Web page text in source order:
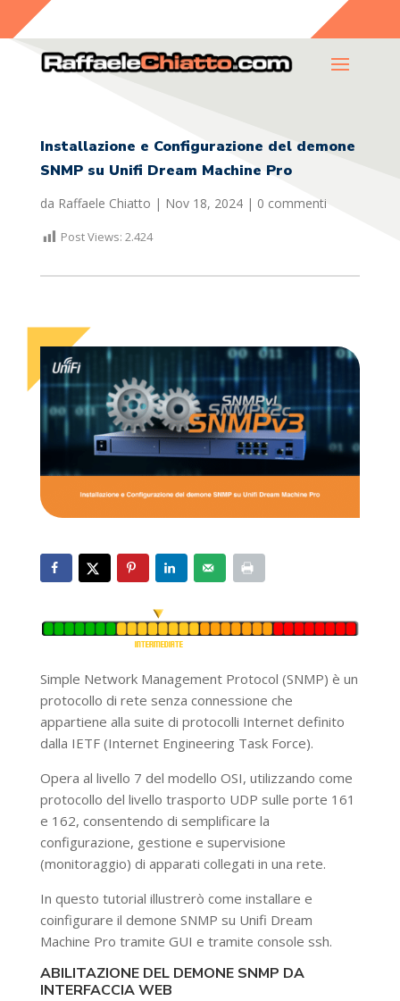
Installazione e Configurazione del demone
SNMP su Unifi Dream Machine Pro
da Raffaele Chiatto | Nov 18, 2024| 0 commenti
Post Views: 2.424
Simple Network Management Protocol (SNMP) è un
protocollo di rete senza connessione che
appartiene alla suite di protocolli Internet definito
dalla IETF (Internet Engineering Task Force).
Opera al livello 7 del modello OSI, utilizzando come
protocollo del livello trasporto UDP sulle porte 161
e 162, consentendo di semplificare la
configurazione, gestione e supervisione
(monitoraggio) di apparati collegati in una rete.
In questo tutorial illustrerò come installare e
coinfigurare il demone SNMP su Unifi Dream
Machine Pro tramite GUI e tramite console ssh.
ABILITAZIONE DEL DEMONE SNMP DA
INTERFACCIA WEB